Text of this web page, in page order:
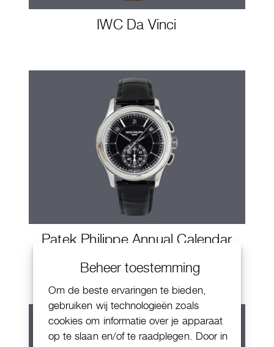
Beheer toestemming
Om de beste ervaringen te bieden,
gebruiken wij technologieën zoals
cookies om informatie over je apparaat
op te slaan en/of te raadplegen. Door in
IWC Da Vinci
Patek Philippe Annual Calendar